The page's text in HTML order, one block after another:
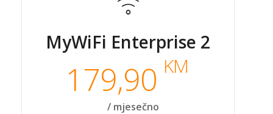
MyWiFi Enterprise 2
179,90 KM
/ mjesečno